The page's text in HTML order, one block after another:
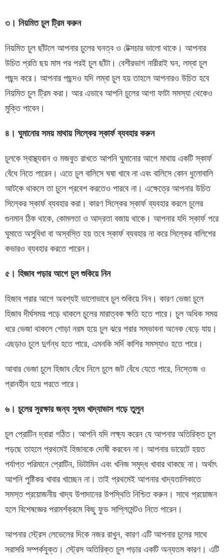
৩। নিয়মিত চুল ট্রিম করুন
নিয়মিত চুল ছাঁটলে আপনার চুলের ঘনত্ব ও টেক্সচার ভালো থাকে। আপনার
উচিত প্রতি ছয় মাস পর পরই চুল ছাঁটা। বেশীরভাগ নারীরাই ঘন, লম্বা চুল
পছন্দ করে। আপনার পছন্দও যদি লম্বা চুল হয় তাহলে আপনারও উচিত হবে
নিয়মিত চুল ট্রিম করা। আর এভাবে আপনি চুলের আগা ফাটা সমস্যা থেকেও
মুক্তি পাবেন।
৪। ঘুমানোর সময় মাথায় সিল্কের স্কার্ফ ব্যবহার করুন
চুলকে স্বাস্থ্যবান ও মজবুত রাখতে আপনি ঘুমানোর আগে মাথায় একটি স্কার্ফ
বেঁধে নিতে পারেন। এতে চুল বালিসে ঘষা খাবে না এবং বালিসে কোন ধুলোবালি
আটকে থাকলে তা চুলে প্রবেশ করতেও পারবে না। এক্ষেত্রে আপনার উচিত
সিল্কের স্কার্ফ ব্যবহার করা। কারণ সিল্কের স্কার্ফ ব্যবহার করলে চুলের
গুনমান ঠিক থাকে, কোমলতা ও আদ্রতা বজায় থাকে। আপনার যদি স্কার্ফ পরে
ঘুমাতে অসুবিধা বা অস্বস্তি হয় তবে স্কার্ফ ব্যবহার না করে সিল্কের বালিশের
কভারও ব্যবহার করতে পারেন।
৫। হিজাব পড়ার আগে চুল শুকিয়ে নিন
হিজাব পরার আগে অবশ্যই ভালোভাবে চুল শুকিয়ে নিন। কারণ ভেজা চুলে
হিজাব দীর্ঘসময় পড়ে থাকলে চুলের মারাত্বক ক্ষতি হতে পারে। চুল অধিক সময়
ধরে ভেজা থাকলে গোড়া নরম হয়ে চুল ঝরে পরার সম্ভাবনা অনেক বেড়ে যায়।
এছড়াও চুলে দুর্গন্ধ হতে পারে, এমনকি সর্দি কাশির সমস্যাও হতে পারে।
আবার ভেজা চুলে হিজাব বেঁধে নিলে চুলে জট বেঁধে যেতে পারে, নিস্তেজ ও
প্রানহীন হয়ে পরতে পারে।
৬। চুলের সুরক্ষার জন্য সুষম খাদ্যাভাস গড়ে তুলুন
চুল প্রোটিন দ্বারা গঠিত। আপনি যদি লক্ষ্য করেন যে আপনার অতিরিক্ত চুল
পড়ছে তাহলে প্রথমেই হিজাবকে দোষী করবেন না। আপনার ডায়েটে হয়ত
পর্যাপ্ত পরিমানে প্রোটিন, ভিটামিন এবং খনিজ সমৃদ্ধ খাবার থাকছে না। অর্থাৎ
আপনি পুষ্টিকর খাবার খাচ্ছেন না। তাই প্রথমেই আপনার খাদ্যতালিকাতে
সমস্ত প্রয়োজনীয় খাদ্য উপাদানের উপস্থিতি নিশ্চিত করুন। সাথে প্রয়োজন
হলে বিশেষজ্ঞের পরামর্শক্রমে কিছু ফুড সাপ্লিমেন্টও নিতে পারেন।
আপনার স্ট্রেস লেভেলের দিকে নজর রাখুন, কারণ এটি আপনার চুলের সাথে
সরাসরি সম্পর্কযুক্ত। স্ট্রেস অতিরিক্ত চুল পড়ার একটি অন্যতম কারণ। এটি